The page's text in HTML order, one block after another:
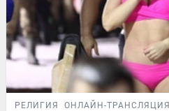
РЕЛИГИЯ ОНЛАЙН-ТРАНСЛЯЦИЯ